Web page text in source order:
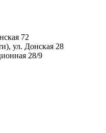
72
ул. Донская 28
28/9